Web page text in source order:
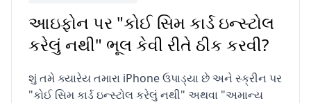
આઇફોન પર "કોઈ સિમ કાર્ડ ઇન્સ્ટોલ
કરેલું નથી" ભૂલ કેવી રીતે ઠીક કરવી?
શું તમે ક્યારેય તમારા iPhone ઉપાડ્યા છે અને સ્ક્રીન પર
"કોઈ સિમ કાર્ડ ઇન્સ્ટોલ કરેલું નથી" અથવા "અમાન્ય